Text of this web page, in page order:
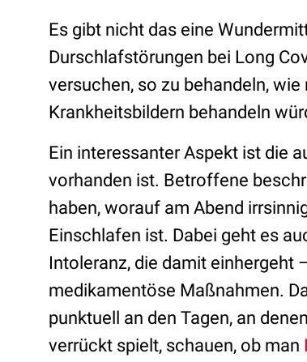
Es gibt nicht das eine
Durschlafstörungen bei Long
versuchen, so zu behandeln,
Krankheitsbildern behandeln
Ein interessanter Aspekt ist die
vorhanden ist. Betroffene
haben, worauf am Abend
Einschlafen ist. Dabei geht es
Intoleranz, die damit einhergeht
medikamentöse Maßnahmen.
punktuell an den Tagen, an
verrückt spielt, schauen, ob man